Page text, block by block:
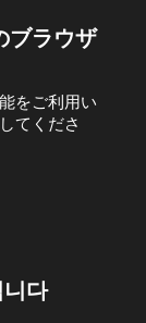
ブラウザ
をご利用い
てくださ
다